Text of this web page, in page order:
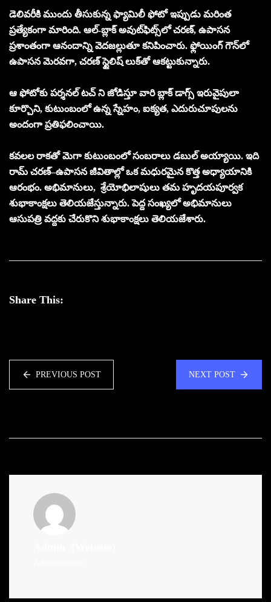
డెలివరీకి ముందు తీసుకున్న ఫ్యామిలీ ఫోటో ఇప్పుడు మరింత
ప్రత్యేకంగా మారింది. ఆల్-బ్లాక్ అవుట్‌ఫిట్స్‌లో చరణ్, ఉపాసన
ప్రశాంతంగా ఆనందాన్ని వెదజల్లుతూ కనిపించారు. ఫ్లోయింగ్ గౌన్‌లో
ఉపాసన మెరవగా, చరణ్ స్టైలిష్ లుక్‌తో ఆకట్టుకున్నారు.
ఆ ఫోటోకు పర్శనల్ టచ్ ని జోడిస్తూ వారి బ్లాక్ డాగ్స్ ఇరువైపులా
కూర్చొని, కుటుంబంలో ఉన్న స్నేహం, ఐక్యత, ఎదురుచూపులను
అందంగా ప్రతిఫలించాయి.
కవలల రాకతో మెగా కుటుంబంలో సంబరాలు డబుల్ అయ్యాయి. ఇది
రామ్ చరణ్–ఉపాసన జీవితాల్లో ఒక మధురమైన కొత్త అధ్యాయానికి
ఆరంభం. అభిమానులు, శ్రేయోభిలాషులు తమ హృదయపూర్వక
శుభాకాంక్షలు తెలియజేస్తున్నారు. పెద్ద సంఖ్యలో అభిమానులు
ఆసుపత్రి వద్దకు చేరుకొని శుభాకాంక్షలు తెలియజేశారు.
Share This:
PREVIOUS POST NEXT POST